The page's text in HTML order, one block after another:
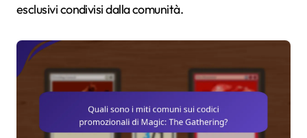
esclusivi condivisi dalla comunità.